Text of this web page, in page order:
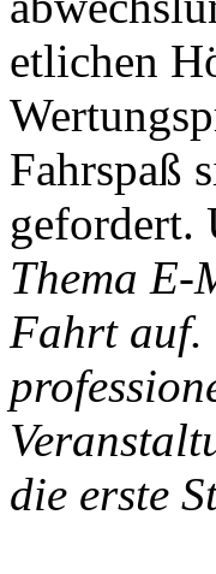
etlichen
Fahrspaß
gefordert.
Thema
Fahrt auf.
die erste